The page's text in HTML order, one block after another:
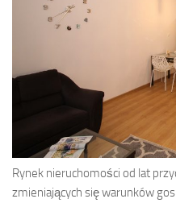
Rynek nieruchomości od lat
zmieniających się warunków